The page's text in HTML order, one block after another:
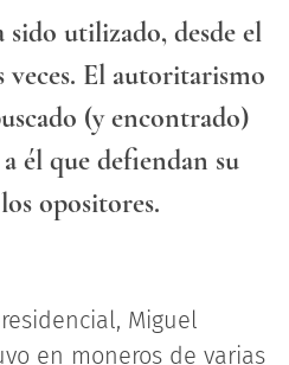
utilizado, desde el
El autoritarismo
(y encontrado)
él que defiendan su
opositores.
Miguel
en moneros de varias